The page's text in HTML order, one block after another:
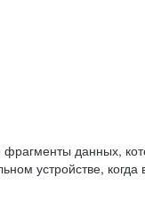
данных,
устройстве,